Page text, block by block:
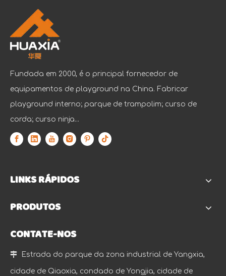
Fundada em 2000, é o principal fornecedor de
equipamentos de playground na China. Fabricar
playground interno; parque de trampolim; curso de
corda; curso ninja...
LINKS RÁPIDOS
PRODUTOS
CONTATE-NOS
 Estrada do parque da zona industrial de Yangxia,
cidade de Qiaoxia, condado de Yongjia, cidade de